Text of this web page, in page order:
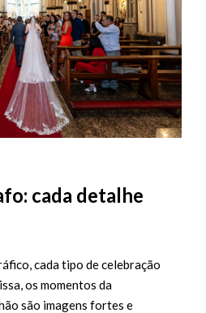
cada detalhe
cada tipo de celebração
os momentos da
são imagens fortes e